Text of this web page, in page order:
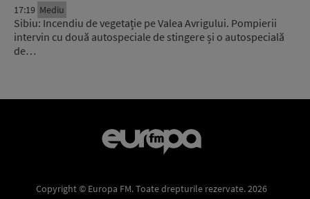
17:19 Mediu
Sibiu: Incendiu de vegetație pe Valea Avrigului. Pompierii
intervin cu două autospeciale de stingere și o autospecială
de…
Copyright © Europa FM. Toate drepturile rezervate. 2026